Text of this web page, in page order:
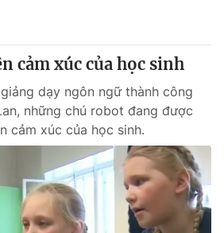
cảm xúc của học sinh
dạy ngôn ngữ thành công
những chú robot đang được
cảm xúc của học sinh.